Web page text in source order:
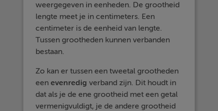
weergegeven in eenheden. De grootheid
lengte meet je in centimeters. Een
centimeter is de eenheid van lengte.
Tussen grootheden kunnen verbanden
bestaan.
Zo kan er tussen een tweetal grootheden
eenevenredig verband zijn. Dit houdt in
dat als je de ene grootheid met een getal
vermenigvuldigt, je de andere grootheid